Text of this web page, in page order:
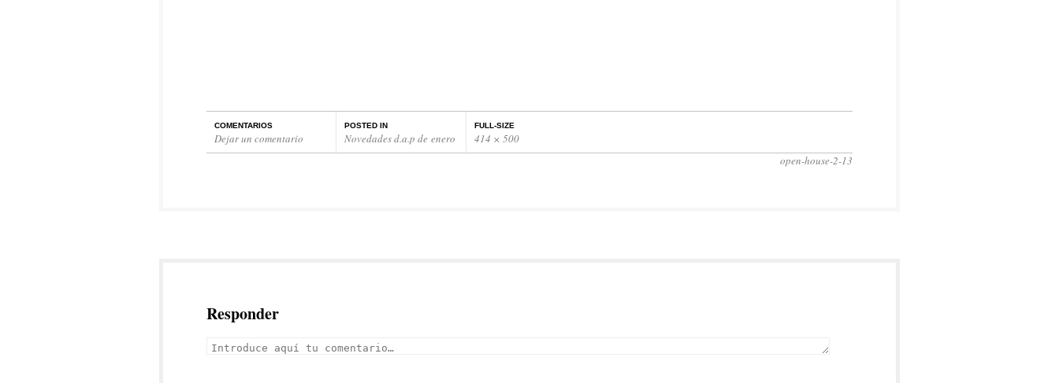
COMENTARIOS
Dejar un comentario
POSTED IN
Novedades d.a.p de enero
FULL-SIZE
414 × 500
open-house-2-13
Responder